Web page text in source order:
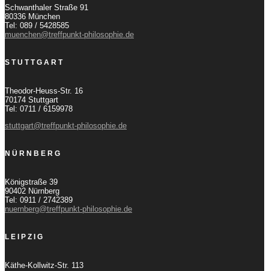
Schwanthaler Straße 91
80336 München
Tel: 089 / 5428585
muenchen@treffpunkt-philosophie.de
STUTTGART
Theodor-Heuss-Str. 16
70174 Stuttgart
Tel: 0711 / 6159978
stuttgart@treffpunkt-philosophie.de
NÜRNBERG
Königstraße 39
90402 Nürnberg
Tel: 0911 / 2742389
nuernberg@treffpunkt-philosophie.de
LEIPZIG
Käthe-Kollwitz-Str. 113